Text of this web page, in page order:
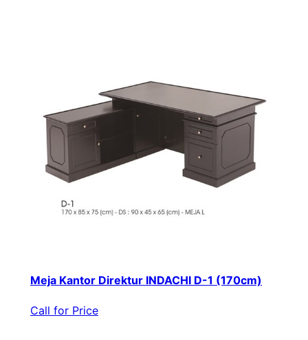
Meja Kantor Direktur INDACHI D-1 (170cm)
Call for Price